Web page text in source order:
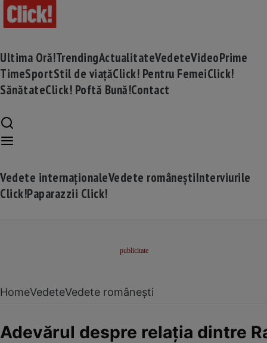
Ultima Oră!TrendingActualitateVedeteVideoPrime
TimeSportStil de viațăClick! Pentru FemeiClick!
SănătateClick! Poftă Bună!Contact
Vedete internaționaleVedete româneștiInterviurile
Click!Paparazzii Click!
HomeVedeteVedete românești
Adevărul despre relația dintre